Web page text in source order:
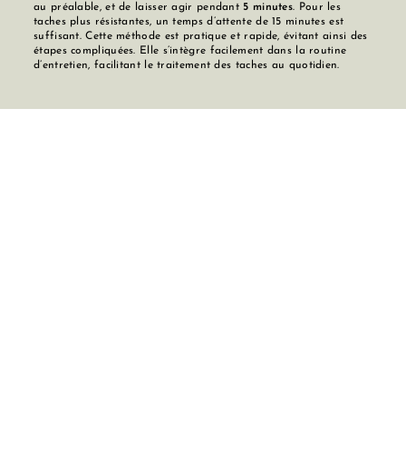
au préalable, et de laisser agir pendant 5 minutes. Pour les
taches plus résistantes, un temps d’attente de 15 minutes est
suffisant. Cette méthode est pratique et rapide, évitant ainsi des
étapes compliquées. Elle s’intègre facilement dans la routine
d’entretien, facilitant le traitement des taches au quotidien.